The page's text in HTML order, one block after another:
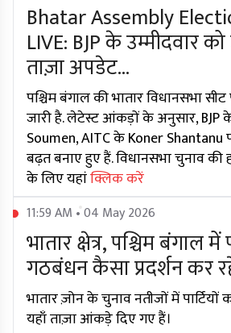
Bhatar Assembly
LIVE: BJP के उम्मीदवार
ताज़ा अपडेट...
पश्चिम बंगाल की भातार विधानसभा सीट
जारी है. लेटेस्ट आंकड़ों के अनुसार, BJP
Soumen, AITC के Koner Shantanu
बढ़त बनाए हुए हैं. विधानसभा चुनाव की
के लिए यहांक्लिक करें
11:59 AM • 04 May 2026
भातार क्षेत्र, पश्चिम बंगाल में
गठबंधन कैसा प्रदर्शन कर
भातार ज़ोन के चुनाव नतीजों में पार्टियों
यहाँ ताज़ा आंकड़े दिए गए हैं।